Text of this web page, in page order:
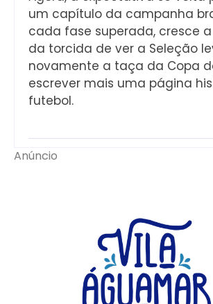
um capítulo da campanha
cada fase superada, cresce
da torcida de ver a Seleção
novamente a taça da Copa
escrever mais uma página
futebol.
Anúncio